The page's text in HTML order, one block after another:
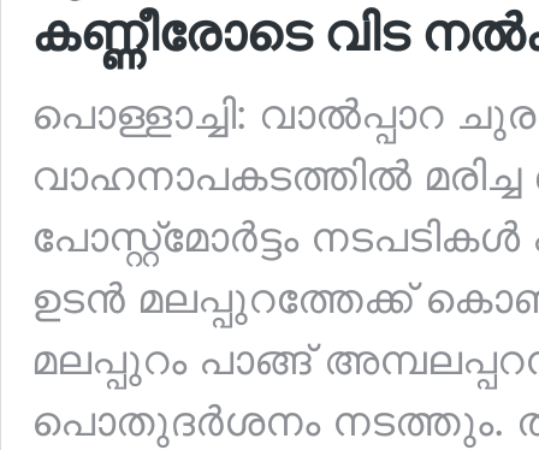
കണ്ണീരോടെ വിട
പൊള്ളാച്ചി: വാൽപ്പാറ
വാഹനാപകടത്തിൽ
പോസ്റ്റ്‌മോർട്ടം
ഉടൻ മലപ്പുറത്തേക്ക്
മലപ്പുറം പാങ്ങ്
പൊതുദർശനം നടത്തും.